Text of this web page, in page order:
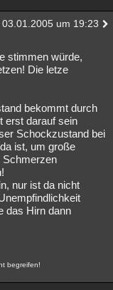
03.01.2005 um 19:23
stimmen würde,
Die letze
bekommt durch
erst darauf sein
Schockzustand bei
ist, um große
Schmerzen
nur ist da nicht
das Hirn dann
begreifen!